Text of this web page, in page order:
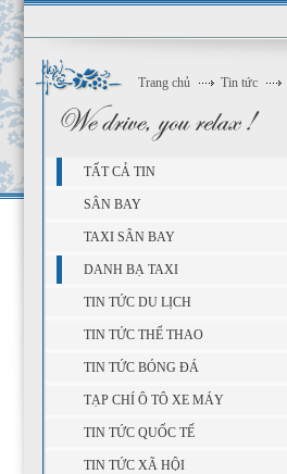
Trang chủ Tin tức
TẤT CẢ TIN
SÂN BAY
TAXI SÂN BAY
DANH BẠ TAXI
TIN TỨC DU LỊCH
TIN TỨC THỂ THAO
TIN TỨC BÓNG ĐÁ
TẠP CHÍ Ô TÔ XE MÁY
TIN TỨC QUỐC TẾ
TIN TỨC XÃ HỘI